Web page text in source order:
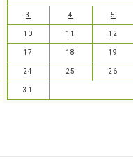
3 4 5
10 11 12
17 18 19
24 25 26
31